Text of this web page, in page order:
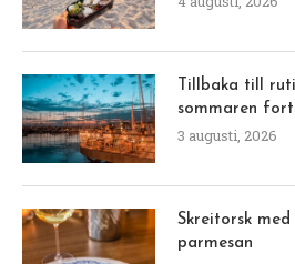
Jag åt korvgrytan med